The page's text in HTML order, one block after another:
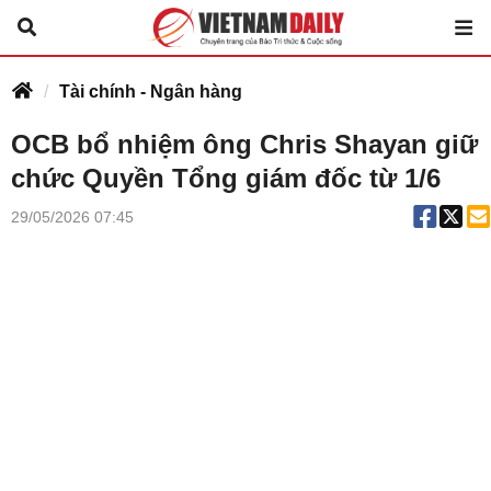
Tài chính - Ngân hàng
OCB bổ nhiệm ông Chris Shayan giữ
chức Quyền Tổng giám đốc từ 1/6
29/05/2026 07:45